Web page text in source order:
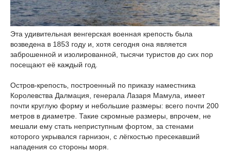
Эта удивительная венгерская военная крепость была
возведена в 1853 году и, хотя сегодня она является
заброшенной и изолированной, тысячи туристов до сих пор
посещают её каждый год.
Остров-крепость, построенный по приказу наместника
Королевства Далмация, генерала Лазаря Мамула, имеет
почти круглую форму и небольшие размеры: всего почти 200
метров в диаметре. Такие скромные размеры, впрочем, не
мешали ему стать неприступным фортом, за стенами
которого укрывался гарнизон, с лёгкостью пресекавший
нападения со стороны моря.